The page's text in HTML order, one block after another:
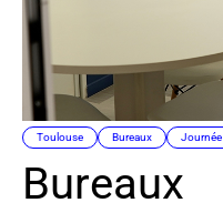
Toulouse Bureaux Journée
Bureaux